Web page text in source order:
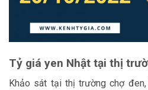
Tỷ giá yen Nhật tại thị
Khảo sát tại thị trường chợ